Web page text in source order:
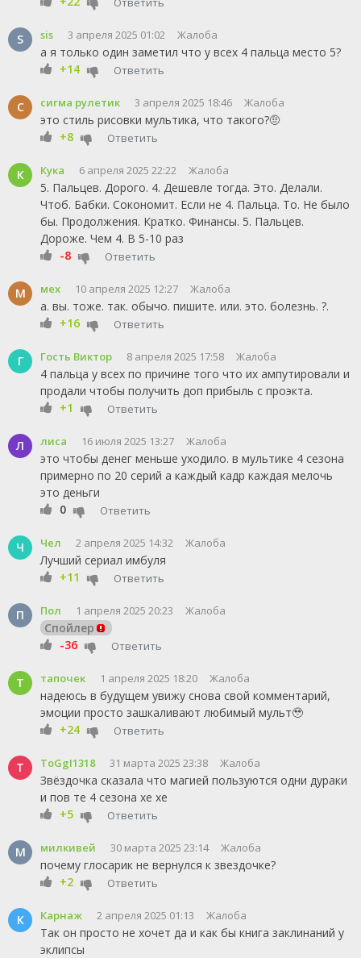
S sis 3 апреля 2025 01:02 Жалоба
а я только один заметил что у всех 4 пальца место 5?
+14
Ответить
С сигма рулетик 3 апреля 2025 18:46 Жалоба
это стиль рисовки мультика, что такого?🤨
+8
Ответить
К Кука 6 апреля 2025 22:22 Жалоба
5. Пальцев. Дорого. 4. Дешевле тогда. Это. Делали.
Чтоб. Бабки. Сокономит. Если не 4. Пальца. То. Не было
бы. Продолжения. Кратко. Финансы. 5. Пальцев.
Дороже. Чем 4. В 5-10 раз
-8
Ответить
М мех 10 апреля 2025 12:27 Жалоба
а. вы. тоже. так. обычо. пишите. или. это. болезнь. ?.
+16
Ответить
Г Гость Виктор 8 апреля 2025 17:58 Жалоба
4 пальца у всех по причине того что их ампутировали и
продали чтобы получить доп прибыль с проэкта.
+1
Ответить
Л лиса 16 июля 2025 13:27 Жалоба
это чтобы денег меньше уходило. в мультике 4 сезона
примерно по 20 серий а каждый кадр каждая мелочь
это деньги
0
Ответить
Ч Чел 2 апреля 2025 14:32 Жалоба
Лучший сериал имбуля
+11
Ответить
П Пол 1 апреля 2025 20:23 Жалоба
Спойлер
-36
Ответить
Т тапочек 1 апреля 2025 18:20 Жалоба
надеюсь в будущем увижу снова свой комментарий,
эмоции просто зашкаливают любимый мульт🥹
+24
Ответить
T ToGgI1318 31 марта 2025 23:38 Жалоба
Звёздочка сказала что магией пользуются одни дураки
и пов те 4 сезона хе хе
+5
Ответить
М милкивей 30 марта 2025 23:14 Жалоба
почему глосарик не вернулся к звездочке?
+2
Ответить
К Карнаж 2 апреля 2025 01:13 Жалоба
Так он просто не хочет да и как бы книга заклинаний у
эклипсы